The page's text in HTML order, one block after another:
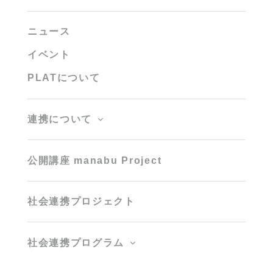
ニュース
イベント
PLATについて
連携について
公開講座 manabu Project
社会連携プロジェクト
社会連携プログラム